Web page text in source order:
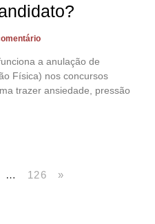
a anulação de
Física) nos concursos
trazer ansiedade, pressão
… 126 »